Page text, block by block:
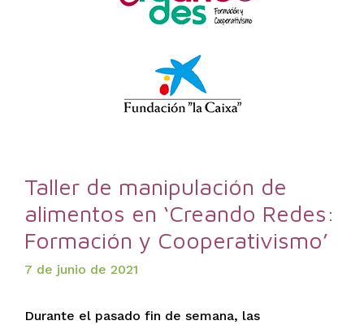
Taller de manipulación de
alimentos en ‘Creando Redes:
Formación y Cooperativismo’
7 de junio de 2021
Durante el pasado fin de semana, las